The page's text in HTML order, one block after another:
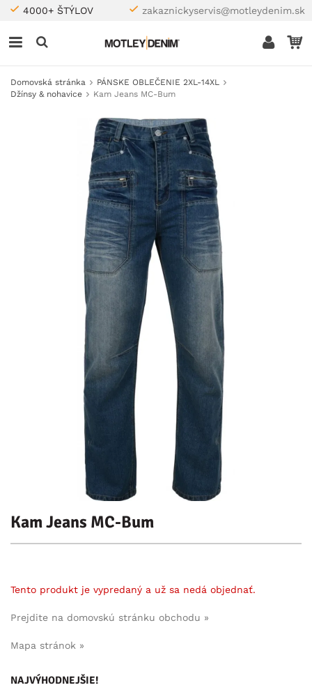
4000+ ŠTÝLOV zakaznickyservis@motleydenim.sk
Domovská stránka
PÁNSKE OBLEČENIE 2XL-14XL
Džínsy & nohavice
Kam Jeans MC-Bum
Kam Jeans MC-Bum
Tento produkt je vypredaný a už sa nedá objednať.
Prejdite na domovskú stránku obchodu »
Mapa stránok »
NAJVÝHODNEJŠIE!